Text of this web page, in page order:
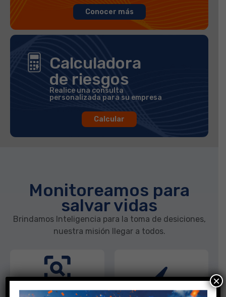
Conocer más
Calculadora
de riesgos
Realice una consulta
personalizada para su empresa
Calcular
Monitoreamos para
salvar vidas
Brindamos Inteligencia para la toma de desiciones,
nuestra misión llegar a todos.
×